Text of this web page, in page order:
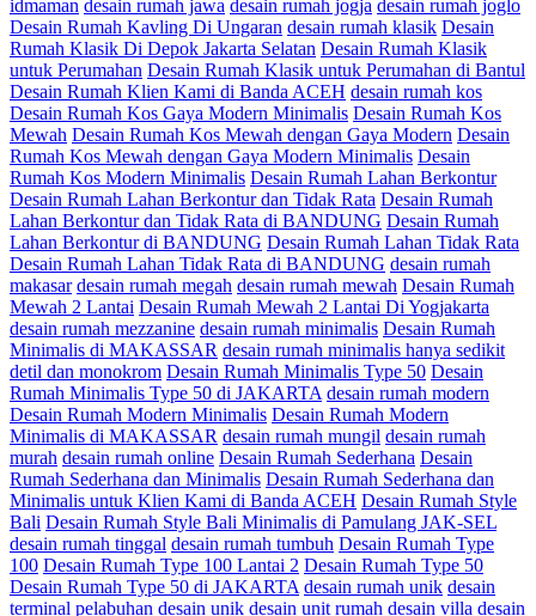
idmaman desain rumah jawa desain rumah jogja desain rumah joglo
Desain Rumah Kavling Di Ungaran desain rumah klasik Desain
Rumah Klasik Di Depok Jakarta Selatan Desain Rumah Klasik
untuk Perumahan Desain Rumah Klasik untuk Perumahan di Bantul
Desain Rumah Klien Kami di Banda ACEH desain rumah kos
Desain Rumah Kos Gaya Modern Minimalis Desain Rumah Kos
Mewah Desain Rumah Kos Mewah dengan Gaya Modern Desain
Rumah Kos Mewah dengan Gaya Modern Minimalis Desain
Rumah Kos Modern Minimalis Desain Rumah Lahan Berkontur
Desain Rumah Lahan Berkontur dan Tidak Rata Desain Rumah
Lahan Berkontur dan Tidak Rata di BANDUNG Desain Rumah
Lahan Berkontur di BANDUNG Desain Rumah Lahan Tidak Rata
Desain Rumah Lahan Tidak Rata di BANDUNG desain rumah
makasar desain rumah megah desain rumah mewah Desain Rumah
Mewah 2 Lantai Desain Rumah Mewah 2 Lantai Di Yogjakarta
desain rumah mezzanine desain rumah minimalis Desain Rumah
Minimalis di MAKASSAR desain rumah minimalis hanya sedikit
detil dan monokrom Desain Rumah Minimalis Type 50 Desain
Rumah Minimalis Type 50 di JAKARTA desain rumah modern
Desain Rumah Modern Minimalis Desain Rumah Modern
Minimalis di MAKASSAR desain rumah mungil desain rumah
murah desain rumah online Desain Rumah Sederhana Desain
Rumah Sederhana dan Minimalis Desain Rumah Sederhana dan
Minimalis untuk Klien Kami di Banda ACEH Desain Rumah Style
Bali Desain Rumah Style Bali Minimalis di Pamulang JAK-SEL
desain rumah tinggal desain rumah tumbuh Desain Rumah Type
100 Desain Rumah Type 100 Lantai 2 Desain Rumah Type 50
Desain Rumah Type 50 di JAKARTA desain rumah unik desain
terminal pelabuhan desain unik desain unit rumah desain villa desain